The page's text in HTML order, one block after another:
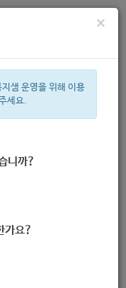
정보
×
샘 운영을 위해 이용
세요.
니까?
가요?
프로그램 「드림 온